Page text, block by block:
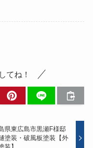
てね！
県東広島市黒瀬F様邸
塗装・破風板塗装【外